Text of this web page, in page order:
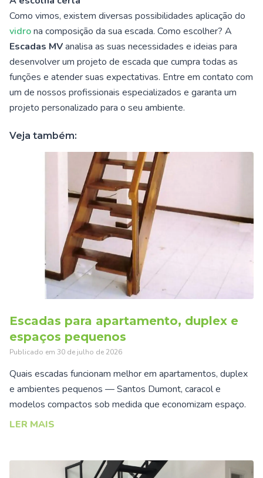
Como vimos, existem diversas possibilidades aplicação do
vidrona composição da sua escada. Como escolher? A
Escadas MVanalisa as suas necessidades e ideias para
desenvolver um projeto de escada que cumpra todas as
funções e atender suas expectativas. Entre em contato com
um de nossos profissionais especializados e garanta um
projeto personalizado para o seu ambiente.
Veja também:
Escadas para apartamento, duplex e
espaços pequenos
Publicado em 30 de julho de 2026
Quais escadas funcionam melhor em apartamentos, duplex
e ambientes pequenos — Santos Dumont, caracol e
modelos compactos sob medida que economizam espaço.
LER MAIS